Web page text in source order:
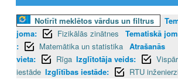
Notīrīt meklētos vārdus un filtrus
joma:
Fizikālās zinātnes
Tematiskā
:
Matemātika un statistika Atrašanās
vieta:
Rīga Izglītotāja veids:
iestāde Izglītības iestāde: RTU